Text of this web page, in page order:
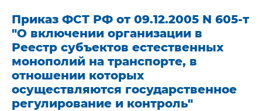
Приказ ФСТ РФ от 09.12.2005 N 605-т
"О включении организации в
Реестр субъектов естественных
монополий на транспорте, в
отношении которых
осуществляются государственное
регулирование и контроль"